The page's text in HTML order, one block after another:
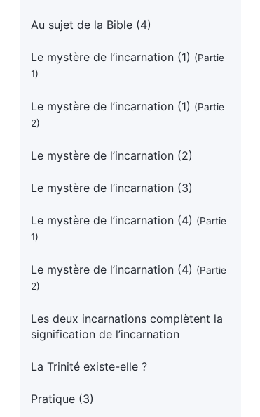
Au sujet de la Bible (4)
Le mystère de l’incarnation (1) (Partie
1)
Le mystère de l’incarnation (1) (Partie
2)
Le mystère de l’incarnation (2)
Le mystère de l’incarnation (3)
Le mystère de l’incarnation (4) (Partie
1)
Le mystère de l’incarnation (4) (Partie
2)
Les deux incarnations complètent la
signification de l’incarnation
La Trinité existe-elle ?
Pratique (3)